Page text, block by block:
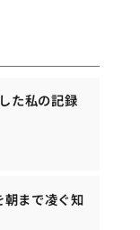
た私の記録
まで凌ぐ知